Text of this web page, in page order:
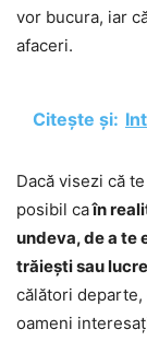
vor bucura, iar
afaceri.
Citește și:
Dacă visezi că
posibil caîn
undeva, de a te
trăiești sau
călători
oameni